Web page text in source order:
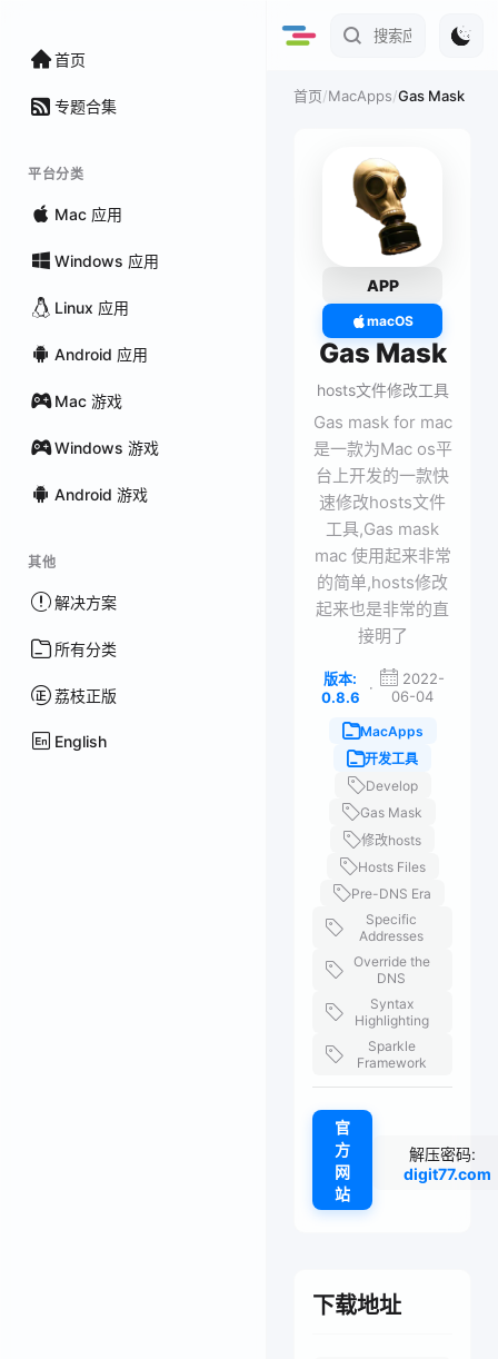
首页
专题合集
平台分类
Mac 应用
Windows 应用
Linux 应用
Android 应用
Mac 游戏
Windows 游戏
Android 游戏
其他
解决方案
所有分类
荔枝正版
English
首页/MacApps/Gas Mask
APP
macOS
Gas Mask
hosts文件修改工具
Gas mask for mac
是一款为Mac os平
台上开发的一款快
速修改hosts文件
工具,Gas mask
mac 使用起来非常
的简单,hosts修改
起来也是非常的直
接明了
版本:
0.8.6
·
2022-
06-04
MacApps
开发工具
Develop
Gas Mask
修改hosts
Hosts Files
Pre-DNS Era
Specific
Addresses
Override the
DNS
Syntax
Highlighting
Sparkle
Framework
官
方
网
站
解压密码:
digit77.com
下载地址